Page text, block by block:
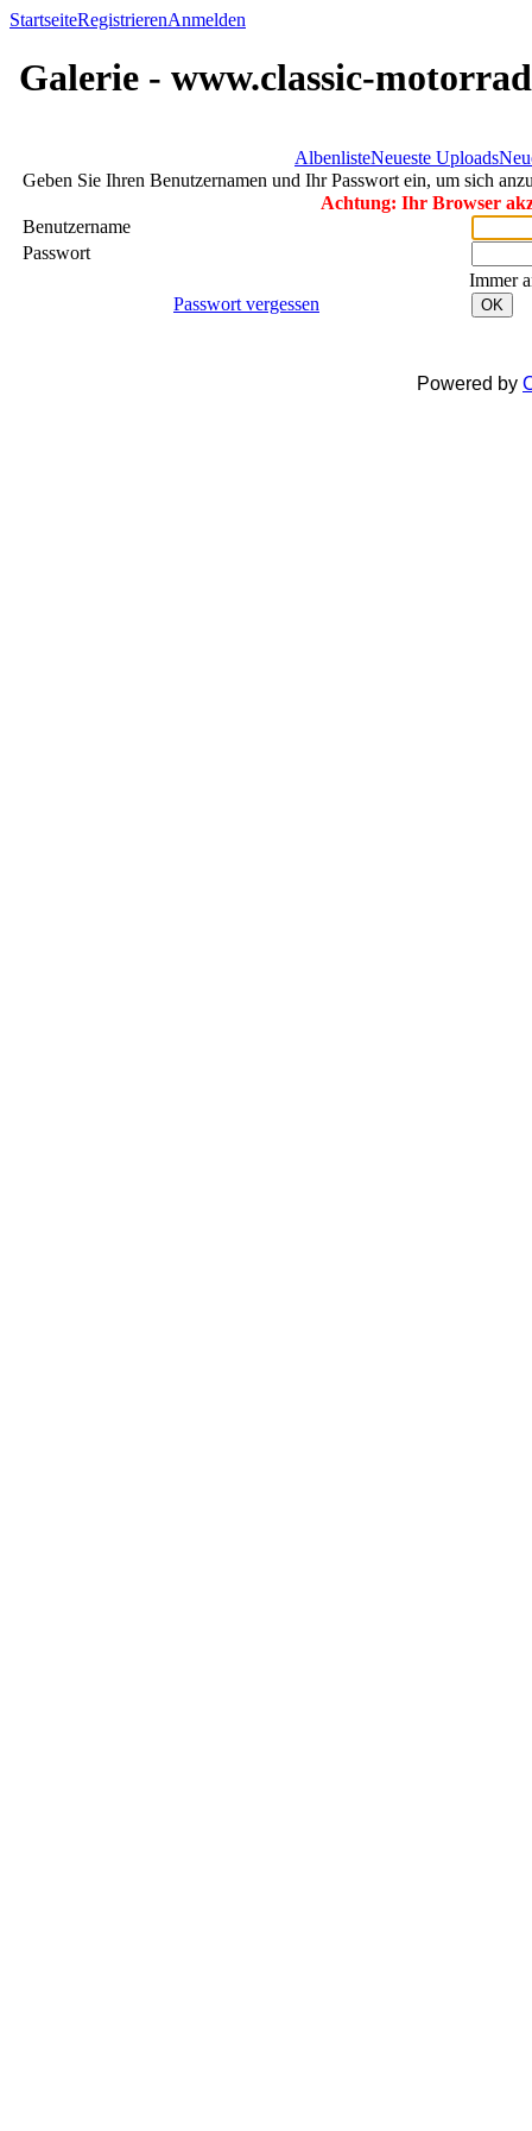
StartseiteRegistrierenAnmelden
Galerie - www.classic-
AlbenlisteNeueste Uploads
Geben Sie Ihren Benutzernamen und Ihr Passwort ein, um sich
Achtung: Ihr Browser
Benutzername
Passwort
Immer
Passwort vergessen
OK
Powered by